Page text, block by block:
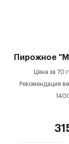
Пирожное
Цена за 70
Рекомендация